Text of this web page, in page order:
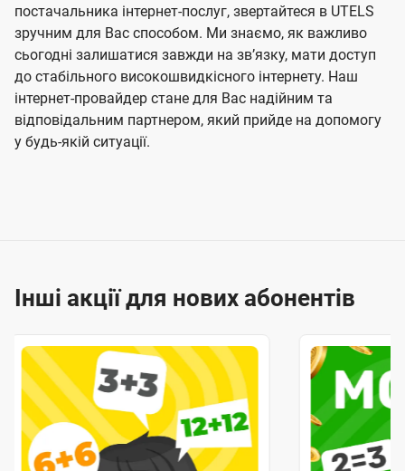
постачальника інтернет-послуг, звертайтеся в UTELS
зручним для Вас способом. Ми знаємо, як важливо
сьогодні залишатися завжди на звʼязку, мати доступ
до стабільного високошвидкісного інтернету. Наш
інтернет-провайдер стане для Вас надійним та
відповідальним партнером, який прийде на допомогу
у будь-якій ситуації.
Інші акції для нових абонентів